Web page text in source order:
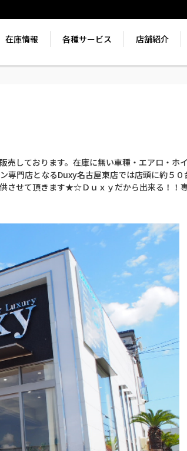
在庫情報 各種サービス 店舗紹介
売しております。在庫に無い車種・エアロ・ホ
門店となるDuxy名古屋東店では店頭に約５０
させて頂きます★☆Ｄｕｘｙだから出来る！！